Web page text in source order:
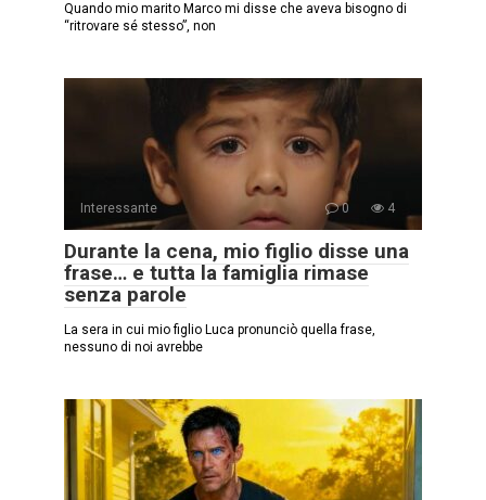
Quando mio marito Marco mi disse che aveva bisogno di
“ritrovare sé stesso”, non
Interessante 0 4
Durante la cena, mio figlio disse una
frase… e tutta la famiglia rimase
senza parole
La sera in cui mio figlio Luca pronunciò quella frase,
nessuno di noi avrebbe